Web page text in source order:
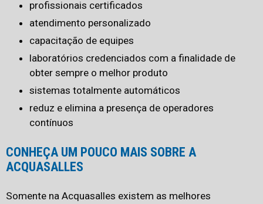
profissionais certificados
atendimento personalizado
capacitação de equipes
laboratórios credenciados com a finalidade de
obter sempre o melhor produto
sistemas totalmente automáticos
reduz e elimina a presença de operadores
contínuos
CONHEÇA UM POUCO MAIS SOBRE A
ACQUASALLES
Somente na Acquasalles existem as melhores